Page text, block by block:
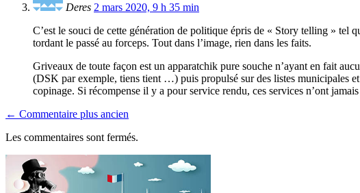
Deres 2 mars 2020, 9 h 35 min
C’est le souci de cette génération de politique épris de « Story telling » tel
tordant le passé au forceps. Tout dans l’image, rien dans les faits.
Griveaux de toute façon est un apparatchik pure souche n’ayant en fait
(DSK par exemple, tiens tient …) puis propulsé sur des listes municipales
copinage. Si récompense il y a pour service rendu, ces services n’ont
← Commentaire plus ancien
Les commentaires sont fermés.